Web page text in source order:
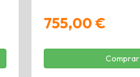
755,00 €
Comprar